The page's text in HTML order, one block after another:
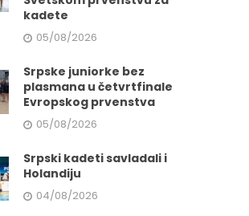
kadete
05/08/2026
Srpske juniorke bez
plasmana u četvrtfinale
Evropskog prvenstva
05/08/2026
Srpski kadeti savladali i
Holandiju
04/08/2026